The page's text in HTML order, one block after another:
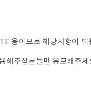
용이므로 해당사항이
해주실분들만 응모해주